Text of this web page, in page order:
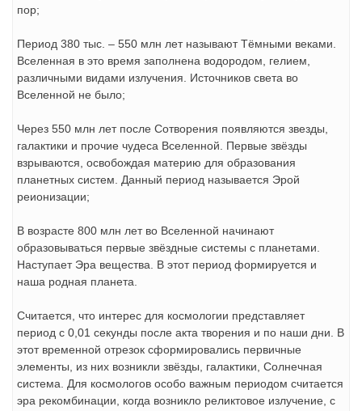
пор;
Период 380 тыс. – 550 млн лет называют Тёмными веками.
Вселенная в это время заполнена водородом, гелием,
различными видами излучения. Источников света во
Вселенной не было;
Через 550 млн лет после Сотворения появляются звезды,
галактики и прочие чудеса Вселенной. Первые звёзды
взрываются, освобождая материю для образования
планетных систем. Данный период называется Эрой
реионизации;
В возрасте 800 млн лет во Вселенной начинают
образовываться первые звёздные системы с планетами.
Наступает Эра вещества. В этот период формируется и
наша родная планета.
Считается, что интерес для космологии представляет
период с 0,01 секунды после акта творения и по наши дни. В
этот временной отрезок сформировались первичные
элементы, из них возникли звёзды, галактики, Солнечная
система. Для космологов особо важным периодом считается
эра рекомбинации, когда возникло реликтовое излучение, с